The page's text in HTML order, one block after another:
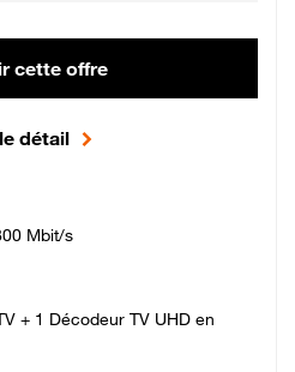
cette offre
détail
Mbit/s
+ 1 Décodeur TV UHD en